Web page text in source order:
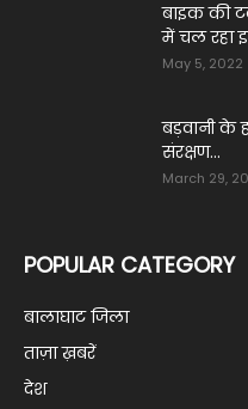
बाइक की
में चल रहा
May 5, 2022
बड़वानी के
संरक्षण...
March 29,
POPULAR CATEGORY
बालाघाट जिला
ताज़ा ख़बरें
देश